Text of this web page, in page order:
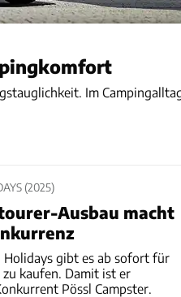
Im
(2025)
Ausbau macht
Holidays gibt es ab sofort für
kaufen. Damit ist er
Pössl Campster.